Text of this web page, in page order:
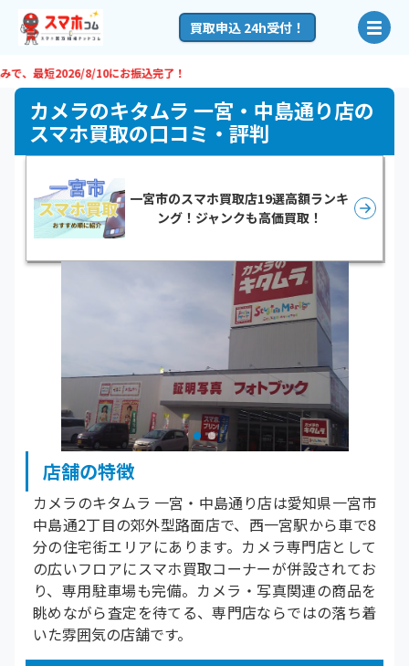
買取申込 24h受付！
短2026/8/10にお振込完了！
カメラのキタムラ 一宮・中島通り店の
スマホ買取の口コミ・評判
店舗の特徴
カメラのキタムラ 一宮・中島通り店は愛知県一宮市
中島通2丁目の郊外型路面店で、西一宮駅から車で8
分の住宅街エリアにあります。カメラ専門店として
の広いフロアにスマホ買取コーナーが併設されてお
り、専用駐車場も完備。カメラ・写真関連の商品を
眺めながら査定を待てる、専門店ならではの落ち着
いた雰囲気の店舗です。
一宮市のスマホ買取店19選高額ランキ
ング！ジャンクも高価買取！